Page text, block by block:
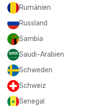
Rumänien
Russland
Sambia
Saudi-Arabien
Schweden
Schweiz
Senegal